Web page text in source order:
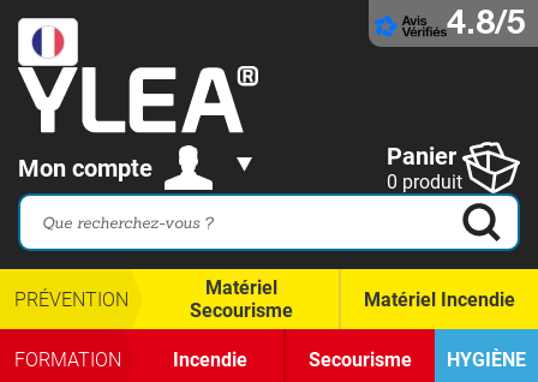
4.8/5
Mon compte Panier
0 produit
PRÉVENTION
Matériel
Secourisme
Matériel Incendie
FORMATION Incendie Secourisme HYGIÈNE